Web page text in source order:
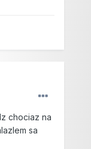
chociaz na
sa